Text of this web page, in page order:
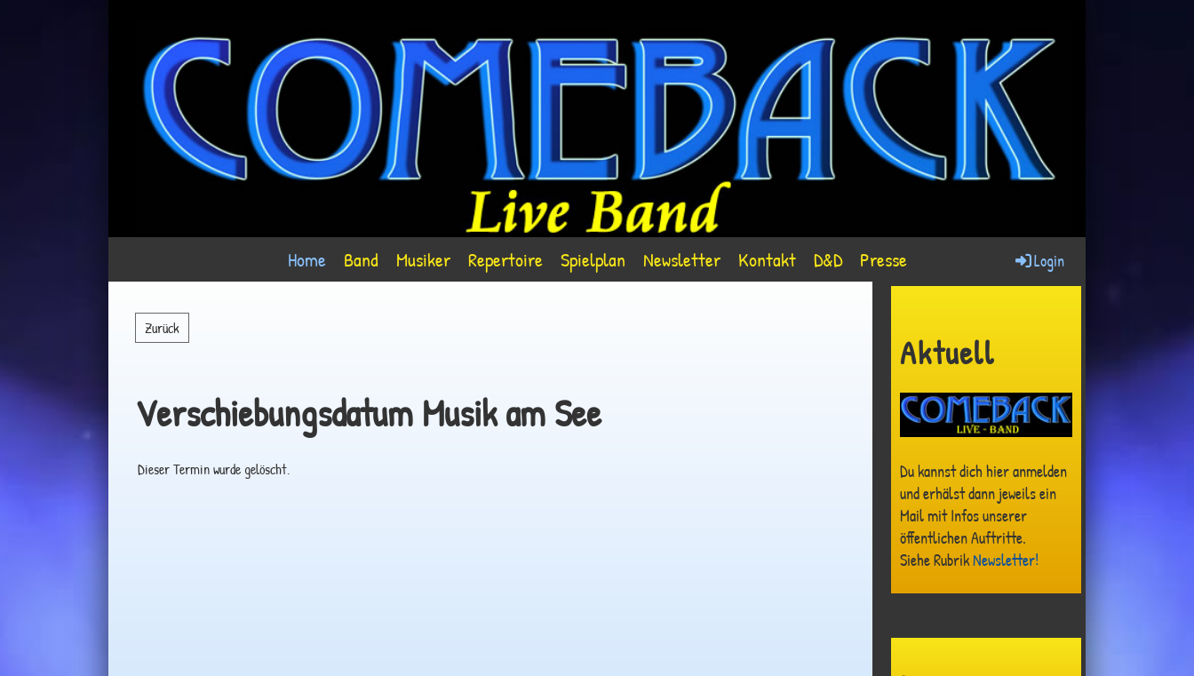
Home Band Musiker Repertoire Spielplan Newsletter Kontakt D&D Presse Login
Zurück
Verschiebungsdatum Musik am See
Dieser Termin wurde gelöscht.
Aktuell
Du kannst dich hier anmelden
und erhälst dann jeweils ein
Mail mit Infos unserer
öffentlichen Auftritte.
Siehe RubrikNewsletter!